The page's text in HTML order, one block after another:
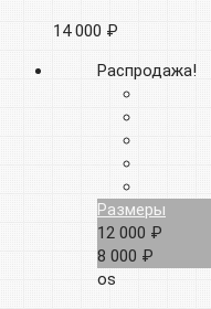
14 000 ₽
Распродажа!
Размеры
12 000 ₽
8 000 ₽
os